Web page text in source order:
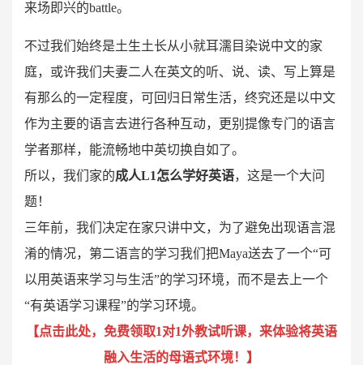
来场即兴的battle。
不过我们始终是土生土长从小就耳濡目染说中文的家
庭，或许我们夫妻二人在英文的听、说、读、写上算是
有那么的一定程度，可回归日常生活，终究还是以中文
作为主要的语言去进行各种互动，更别提像专门的语言
学者那样，能流畅地中英切换自如了。
所以，我们家的成人L1怎么学好英语，这是一个大问
题！
三年前，我们决定在家只讲中文，为了避免出现语言混
淆的情况，第二语言的学习我们把Maya送去了一个“可
以用英语来学习与生活”的学习环境，而不是去上一个
“有英语学习课程”的学习环境。
【点击此处，免费领取1对1外教试听课，来体验将英语
融入生活的母语式环境！ 】